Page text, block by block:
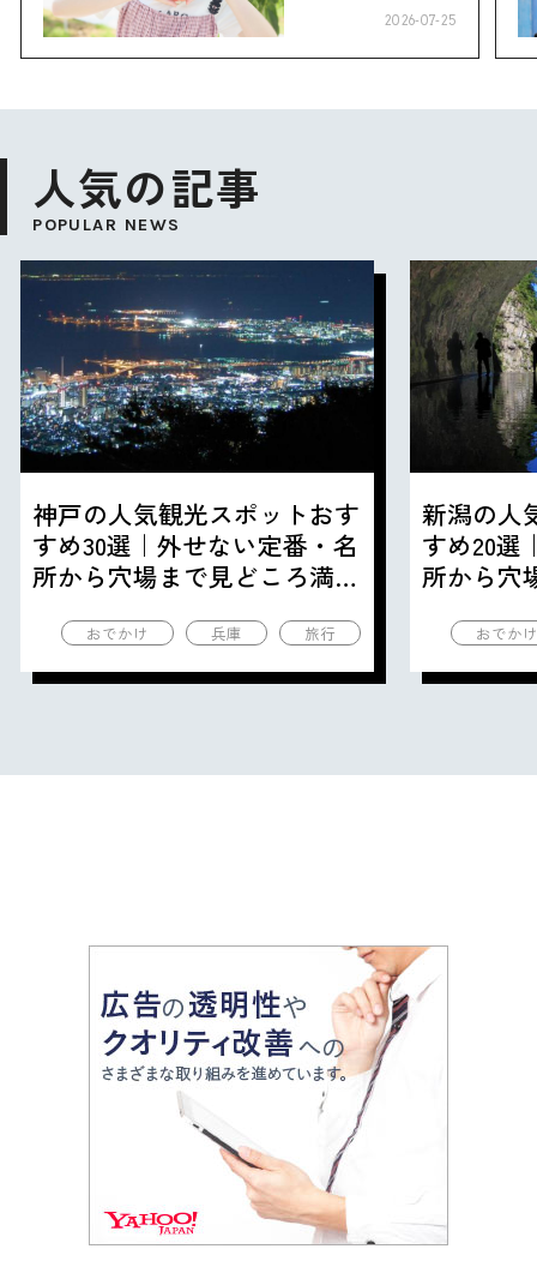
2026-07-25
人気の記事
POPULAR NEWS
神戸の人気観光スポットおす
すめ30選｜外せない定番・名
所から穴場まで見どころ満載
おでかけ 兵庫 旅行
新潟の人
すめ20選
所から穴
おでか